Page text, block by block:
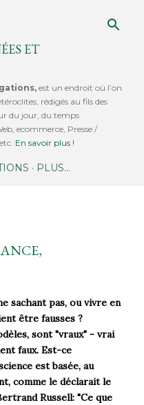
ET
est un endroit où l’on
rédigés au fils des
du jour, du temps
ecommerce, Presse /
En savoir plus !
PLUS…
sachant pas, ou vivre en
être fausses ?
sont "vraux" - vrai
faux. Est-ce
est basée, au
comme le déclarait le
Russell: "Ce que